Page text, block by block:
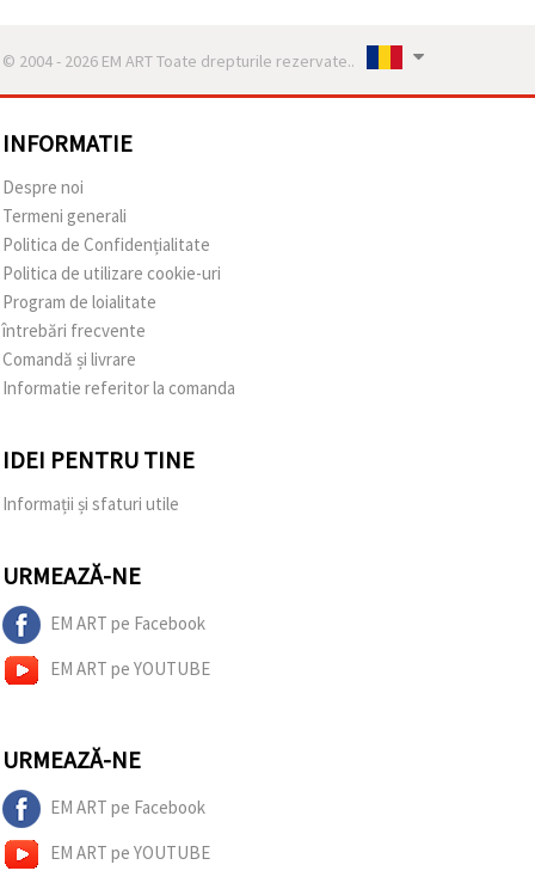
© 2004 - 2026 EM ART Toate drepturile rezervate..
INFORMATIE
Despre noi
Termeni generali
Politica de Confidențialitate
Politica de utilizare cookie-uri
Program de loialitate
întrebări frecvente
Comandă și livrare
Informatie referitor la comanda
IDEI PENTRU TINE
Informații și sfaturi utile
URMEAZĂ-NE
EM ART pe Facebook
EM ART pe YOUTUBE
URMEAZĂ-NE
EM ART pe Facebook
EM ART pe YOUTUBE